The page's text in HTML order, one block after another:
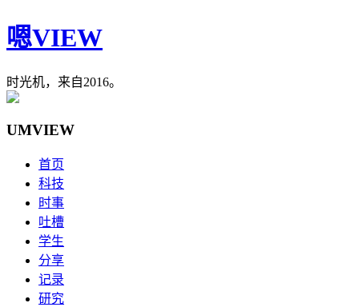
嗯VIEW
时光机，来自2016。
UMVIEW
首页
科技
时事
吐槽
学生
分享
记录
研究